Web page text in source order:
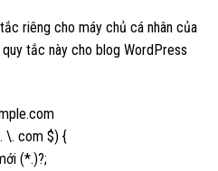
riêng cho máy chủ cá nhân của
tắc này cho blog WordPress
\. com $) {
(*.)?;